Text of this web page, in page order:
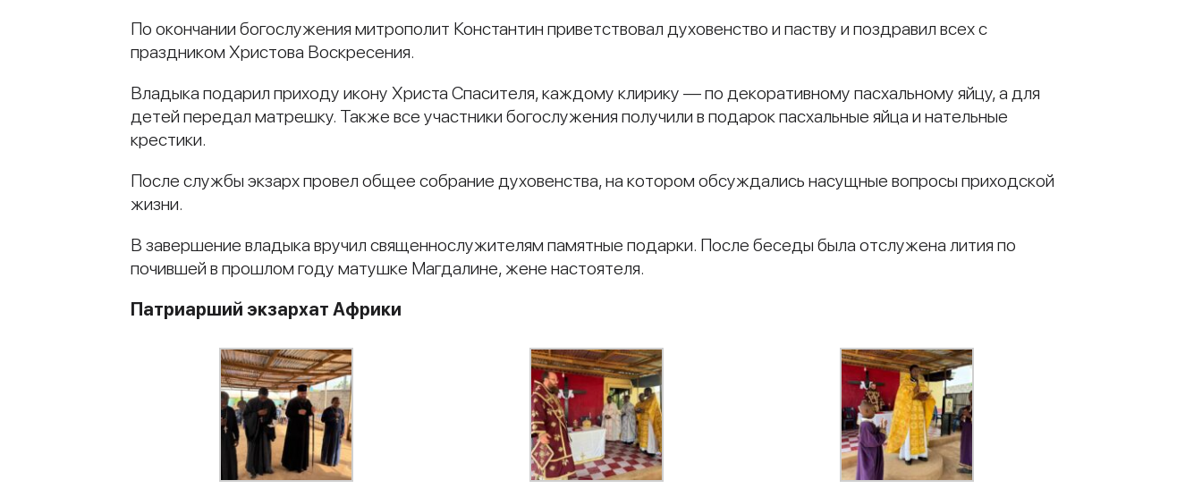
По окончании богослужения митрополит Константин приветствовал духовенство и паству и поздравил всех с
праздником Христова Воскресения.
Владыка подарил приходу икону Христа Спасителя, каждому клирику — по декоративному пасхальному яйцу, а для
детей передал матрешку. Также все участники богослужения получили в подарок пасхальные яйца и нательные
крестики.
После службы экзарх провел общее собрание духовенства, на котором обсуждались насущные вопросы приходской
жизни.
В завершение владыка вручил священнослужителям памятные подарки. После беседы была отслужена лития по
почившей в прошлом году матушке Магдалине, жене настоятеля.
Патриарший экзархат Африки